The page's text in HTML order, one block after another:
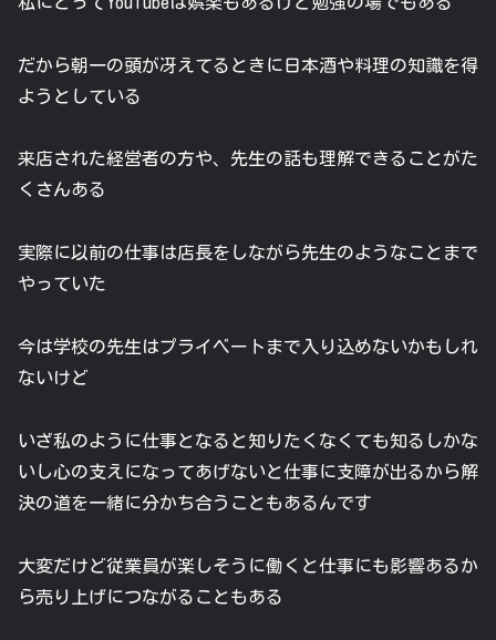
だから朝一の頭が冴えてるときに日本酒や料理の知識を得
ようとしている
来店された経営者の方や、先生の話も理解できることがた
くさんある
実際に以前の仕事は店長をしながら先生のようなことまで
やっていた
今は学校の先生はプライベートまで入り込めないかもしれ
ないけど
いざ私のように仕事となると知りたくなくても知るしかな
いし心の支えになってあげないと仕事に支障が出るから解
決の道を一緒に分かち合うこともあるんです
大変だけど従業員が楽しそうに働くと仕事にも影響あるか
ら売り上げにつながることもある